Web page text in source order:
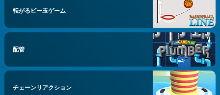
転がるビー玉ゲーム
配管
チェーンリアクション